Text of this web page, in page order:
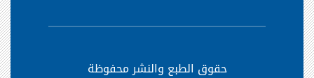
حقوق الطبع والنشر محفوظة